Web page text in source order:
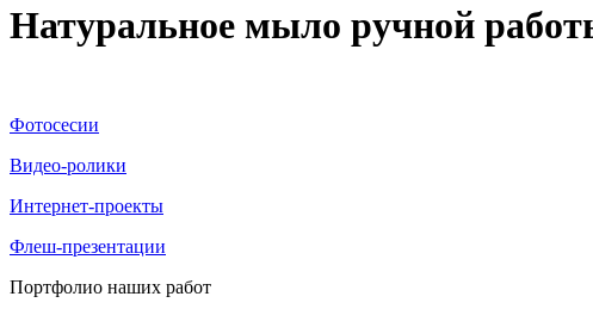
Натуральное мыло ручной
Фотосесии
Видео-ролики
Интернет-проекты
Флеш-презентации
Портфолио наших работ